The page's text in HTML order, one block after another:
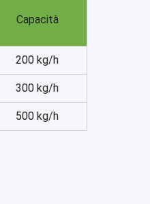
Capacità
200 kg/h
300 kg/h
500 kg/h